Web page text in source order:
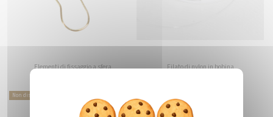
Elementi di fissaggio a sfera Filato di nylon in bobina
Non disponibile